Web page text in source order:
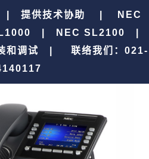
| 提供技术协助 | NEC
| NEC SL2100 |
装和调试 |
联络我们：021-